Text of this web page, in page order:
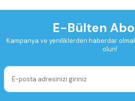
E-Bülten
Kampanya ve yeniliklerden haberdar
olun!